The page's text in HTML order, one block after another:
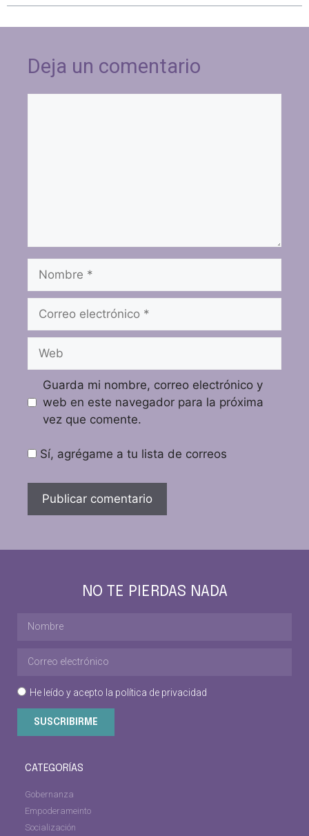
Deja un comentario
Guarda mi nombre, correo electrónico y
web en este navegador para la próxima
vez que comente.
Sí, agrégame a tu lista de correos
CATEGORÍAS
Gobernanza
Empoderameinto
Socialización
NO TE PIERDAS NADA
He leído y acepto la política de privacidad
SUSCRIBIRME